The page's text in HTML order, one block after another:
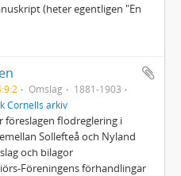
(heter egentligen "En
Omslag
1881-1903
Cornells arkiv
föreslagen flodreglering i
Sollefteå och Nyland
och bilagor
Föreningens förhandlingar